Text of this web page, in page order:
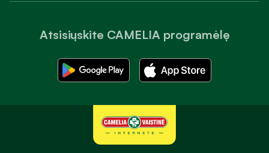
Atsisiųskite CAMELIA programėlę